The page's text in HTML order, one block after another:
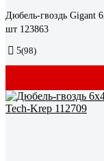
Дюбель-гвоздь Gigant
шт 123863
5(98)